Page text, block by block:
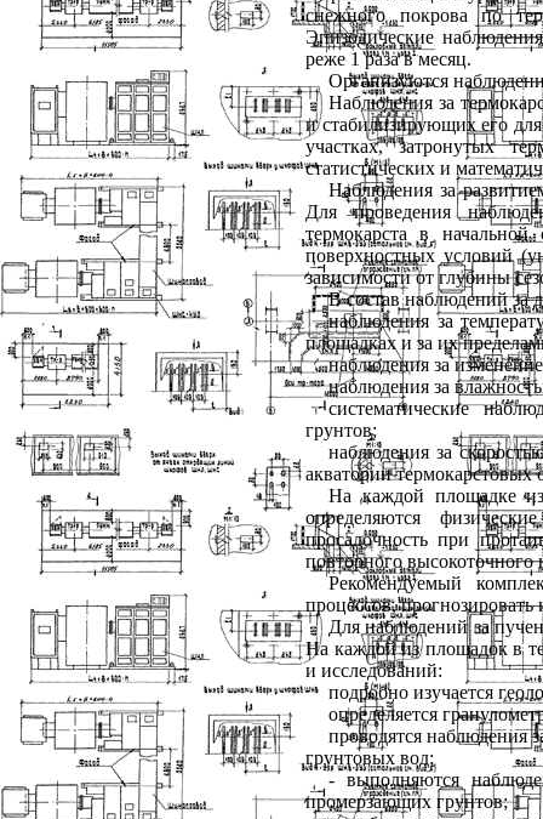
снежного покрова по
Эпизодические
реже 1 раза в месяц.
Организуются
Наблюдения за
и стабилизирующих его
участках, затронутых
статистических и
Наблюдения за
Для проведения
термокарста в
поверхностных условий
зависимости от глубины
В состав наблюдений за
наблюдения за
площадках и за их
наблюдения за
наблюдения за
систематические
грунтов;
наблюдения за
акватории термокарстовых
На каждой площадке
определяются
просадочность при
повторного
Рекомендуемый
процессов,
Для наблюдений за
На каждой из площадок в
и исследований:
подробно изучается
определяется
проводятся наблюдения
грунтовых вод;
- выполняются
промерзающих грунтов;